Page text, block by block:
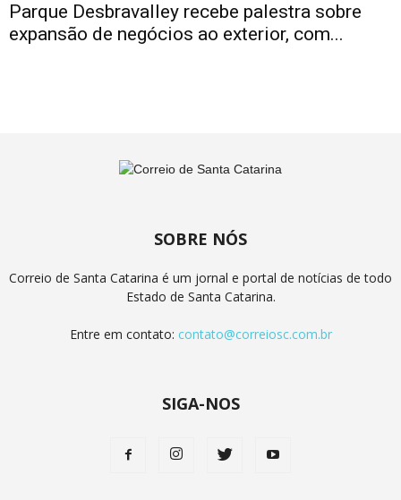
Parque Desbravalley recebe palestra sobre
expansão de negócios ao exterior, com...
SOBRE NÓS
Correio de Santa Catarina é um jornal e portal de notícias de todo
Estado de Santa Catarina.
Entre em contato: contato@correiosc.com.br
SIGA-NOS